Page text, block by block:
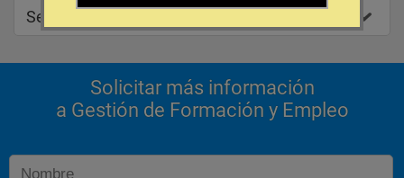
Sedes
Solicitar más información
a Gestión de Formación y Empleo